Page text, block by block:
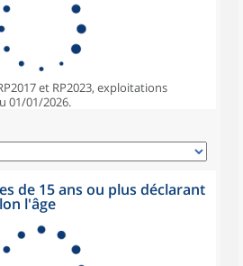
et RP2023, exploitations
01/01/2026.
de 15 ans ou plus déclarant
l'âge